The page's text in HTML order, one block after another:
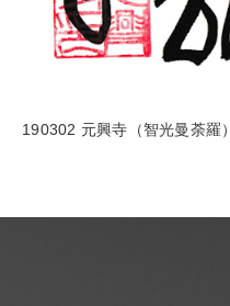
190302 元興寺（智光曼荼羅）